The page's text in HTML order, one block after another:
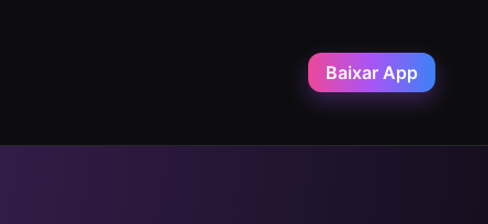
Baixar App